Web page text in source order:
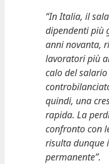
“In Italia, il
dipendenti più
anni novanta,
lavoratori più
calo del salario
quindi, una
rapida. La
confronto con
risulta dunque
permanente”.